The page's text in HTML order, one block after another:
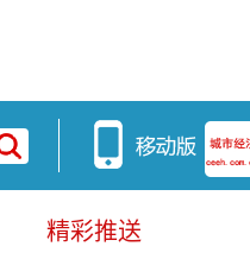
精彩推送